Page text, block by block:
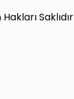
Saklıdır